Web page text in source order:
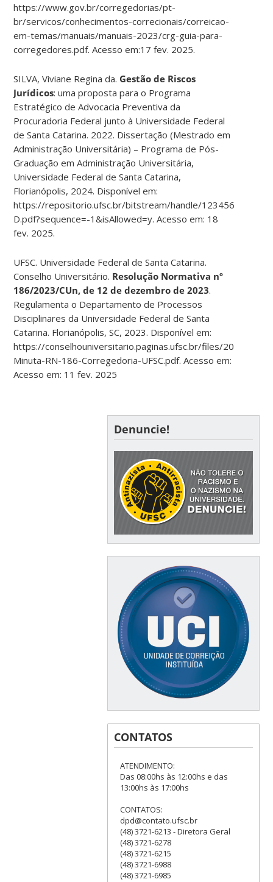
https://www.gov.br/corregedorias/pt-
br/servicos/conhecimentos-correcionais/correicao-
em-temas/manuais/manuais-2023/crg-guia-para-
corregedores.pdf. Acesso em:17 fev. 2025.
SILVA, Viviane Regina da. Gestão de Riscos
Jurídicos: uma proposta para o Programa
Estratégico de Advocacia Preventiva da
Procuradoria Federal junto à Universidade Federal
de Santa Catarina. 2022. Dissertação (Mestrado em
Administração Universitária) – Programa de Pós-
Graduação em Administração Universitária,
Universidade Federal de Santa Catarina,
Florianópolis, 2024. Disponível em:
https://repositorio.ufsc.br/bitstream/handle/123456789/
D.pdf?sequence=-1&isAllowed=y. Acesso em: 18
fev. 2025.
UFSC. Universidade Federal de Santa Catarina.
Conselho Universitário. Resolução Normativa nº
186/2023/CUn, de 12 de dezembro de 2023.
Regulamenta o Departamento de Processos
Disciplinares da Universidade Federal de Santa
Catarina. Florianópolis, SC, 2023. Disponível em:
https://conselhouniversitario.paginas.ufsc.br/files/2024/02/
Minuta-RN-186-Corregedoria-UFSC.pdf. Acesso em:
Acesso em: 11 fev. 2025
Denuncie!
CONTATOS
ATENDIMENTO:
Das 08:00hs às 12:00hs e das
13:00hs às 17:00hs
CONTATOS:
dpd@contato.ufsc.br
(48) 3721-6213 - Diretora Geral
(48) 3721-6278
(48) 3721-6215
(48) 3721-6988
(48) 3721-6985